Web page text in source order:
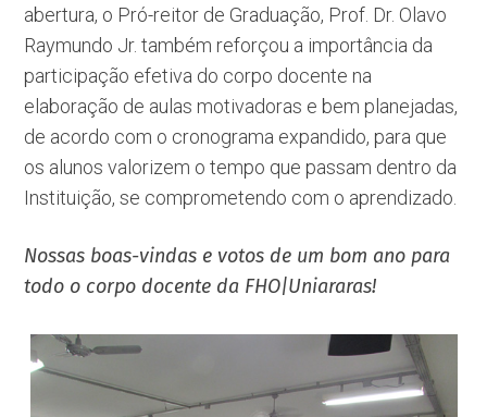
abertura, o Pró-reitor de Graduação, Prof. Dr. Olavo
Raymundo Jr. também reforçou a importância da
participação efetiva do corpo docente na
elaboração de aulas motivadoras e bem planejadas,
de acordo com o cronograma expandido, para que
os alunos valorizem o tempo que passam dentro da
Instituição, se comprometendo com o aprendizado.
Nossas boas-vindas e votos de um bom ano para
todo o corpo docente da FHO|Uniararas!